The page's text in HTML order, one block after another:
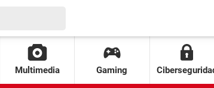
Multimedia Gaming